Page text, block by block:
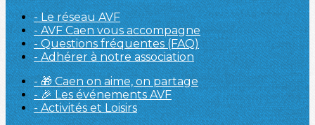
- Le réseau AVF
- AVF Caen vous accompagne
- Questions fréquentes (FAQ)
- Adhérer à notre association
- 🎁 Caen on aime, on partage
- 🎉 Les événements AVF
- Activités et Loisirs